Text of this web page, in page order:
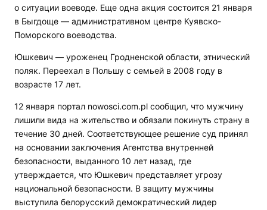
о ситуации воеводе. Еще одна акция состоится 21 января
в Быгдоще — административном центре Куявско-
Поморского воеводства.
Юшкевич — уроженец Гродненской области, этнический
поляк. Переехал в Польшу с семьей в 2008 году в
возрасте 17 лет.
12 января портал nowosci.com.pl сообщил, что мужчину
лишили вида на жительство и обязали покинуть страну в
течение 30 дней. Соответствующее решение суд принял
на основании заключения Агентства внутренней
безопасности, выданного 10 лет назад, где
утверждается, что Юшкевич представляет угрозу
национальной безопасности. В защиту мужчины
выступила белорусский демократический лидер